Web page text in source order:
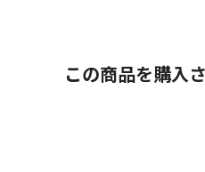
この商品を購入